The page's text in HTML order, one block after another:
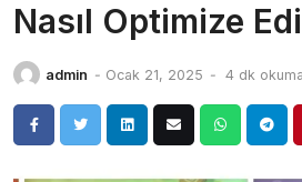
Nasıl Optimize
admin - Ocak 21, 2025 - 4 dk